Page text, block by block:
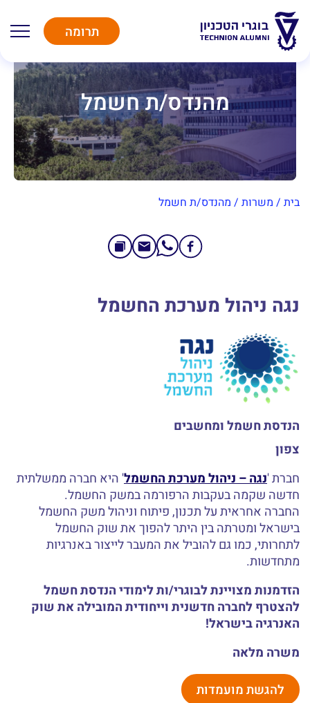
תרומה
מהנדס/ת חשמל
בית / משרות / מהנדס/ת חשמל
נגה ניהול מערכת החשמל
הנדסת חשמל ומחשבים
צפון
חברת 'נגה – ניהול מערכת החשמל' היא חברה ממשלתית
חדשה שקמה בעקבות הרפורמה במשק החשמל.
החברה אחראית על תכנון, פיתוח וניהול משק החשמל
בישראל ומטרתה בין היתר להפוך את שוק החשמל
לתחרותי, כמו גם להוביל את המעבר לייצור באנרגיות
מתחדשות.
הזדמנות מצויינת לבוגרי/ות לימודי הנדסת חשמל
להצטרף לחברה חדשנית וייחודית המובילה את שוק
האנרגיה בישראל!
משרה מלאה
להגשת מועמדות